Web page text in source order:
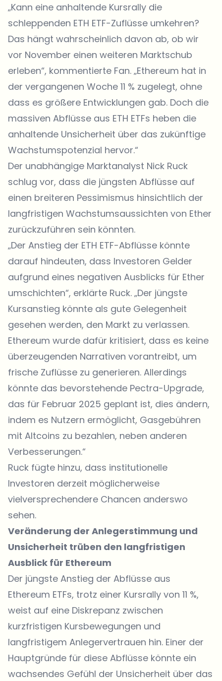
„Kann eine anhaltende Kursrally die
schleppenden ETH ETF-Zuflüsse umkehren?
Das hängt wahrscheinlich davon ab, ob wir
vor November einen weiteren Marktschub
erleben“, kommentierte Fan. „Ethereum hat in
der vergangenen Woche 11 % zugelegt, ohne
dass es größere Entwicklungen gab. Doch die
massiven Abflüsse aus ETH ETFs heben die
anhaltende Unsicherheit über das zukünftige
Wachstumspotenzial hervor.“
Der unabhängige Marktanalyst Nick Ruck
schlug vor, dass die jüngsten Abflüsse auf
einen breiteren Pessimismus hinsichtlich der
langfristigen Wachstumsaussichten von Ether
zurückzuführen sein könnten.
„Der Anstieg der ETH ETF-Abflüsse könnte
darauf hindeuten, dass Investoren Gelder
aufgrund eines negativen Ausblicks für Ether
umschichten“, erklärte Ruck. „Der jüngste
Kursanstieg könnte als gute Gelegenheit
gesehen werden, den Markt zu verlassen.
Ethereum wurde dafür kritisiert, dass es keine
überzeugenden Narrativen vorantreibt, um
frische Zuflüsse zu generieren. Allerdings
könnte das bevorstehende Pectra-Upgrade,
das für Februar 2025 geplant ist, dies ändern,
indem es Nutzern ermöglicht, Gasgebühren
mit Altcoins zu bezahlen, neben anderen
Verbesserungen.“
Ruck fügte hinzu, dass institutionelle
Investoren derzeit möglicherweise
vielversprechendere Chancen anderswo
sehen.
Veränderung der Anlegerstimmung und
Unsicherheit trüben den langfristigen
Ausblick für Ethereum
Der jüngste Anstieg der Abflüsse aus
Ethereum ETFs, trotz einer Kursrally von 11 %,
weist auf eine Diskrepanz zwischen
kurzfristigen Kursbewegungen und
langfristigem Anlegervertrauen hin. Einer der
Hauptgründe für diese Abflüsse könnte ein
wachsendes Gefühl der Unsicherheit über das